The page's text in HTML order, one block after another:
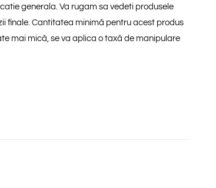
generala. Va rugam sa vedeti produsele
finale. Cantitatea minimă pentru acest produs
mai mică, se va aplica o taxă de manipulare